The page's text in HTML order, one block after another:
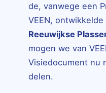
de, vanwege een
VEEN, ontwikkelde
Reeuwijkse
mogen we van
Visiedocument nu
delen.